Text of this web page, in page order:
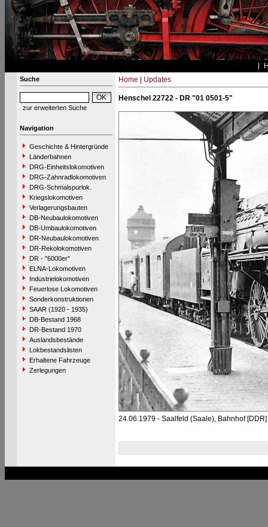
Suche
zur erweiterten Suche
Navigation
Geschichte & Hintergründe
Länderbahnen
DRG-Einheitslokomotiven
DRG-Zahnradlokomotiven
DRG-Schmalspurlok.
Kriegslokomotiven
Verlagerungsbauten
DB-Neubaulokomotiven
DB-Umbaulokomotiven
DR-Neubaulokomotiven
DR-Rekolokomotiven
DR - "6000er"
ELNA-Lokomotiven
Industrielokomotiven
Feuerlose Lokomotiven
Sonderkonstruktionen
SAAR (1920 - 1935)
DB-Bestand 1968
DR-Bestand 1970
Auslandsbestände
Lokbestandslisten
Erhaltene Fahrzeuge
Zerlegungen
Home Updates
Henschel 22722 - DR "01 0501-5"
24.06.1979 - Saalfeld (Saale), Bahnhof [DDR]